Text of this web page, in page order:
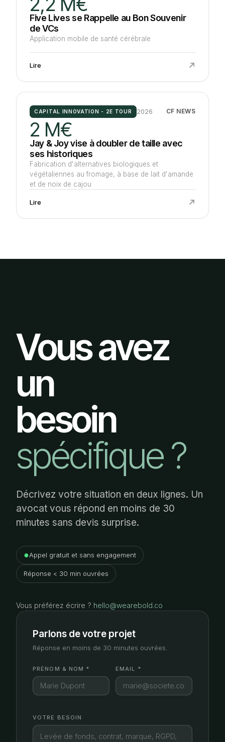
Five Lives se Rappelle au Bon Souvenir
de VCs
Application mobile de santé cérébrale
Lire
CAPITAL INNOVATION - 2E TOUR 2026 CF NEWS
2 M€
Jay & Joy vise à doubler de taille avec
ses historiques
Fabrication d'alternatives biologiques et
végétaliennes au fromage, à base de lait d'amande
et de noix de cajou
Lire
Vous avez
un
besoin
spécifique ?
Décrivez votre situation en deux lignes. Un
avocat vous répond en moins de 30
minutes sans devis surprise.
●Appel gratuit et sans engagement
Réponse < 30 min ouvrées
Vous préférez écrire ? hello@wearebold.co
Parlons de votre projet
Réponse en moins de 30 minutes ouvrées.
PRÉNOM & NOM * EMAIL *
VOTRE BESOIN